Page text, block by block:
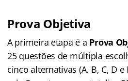
Prova Objetiva
A primeira etapa é a Prova
25 questões de múltipla
cinco alternativas (A, B, C, D e